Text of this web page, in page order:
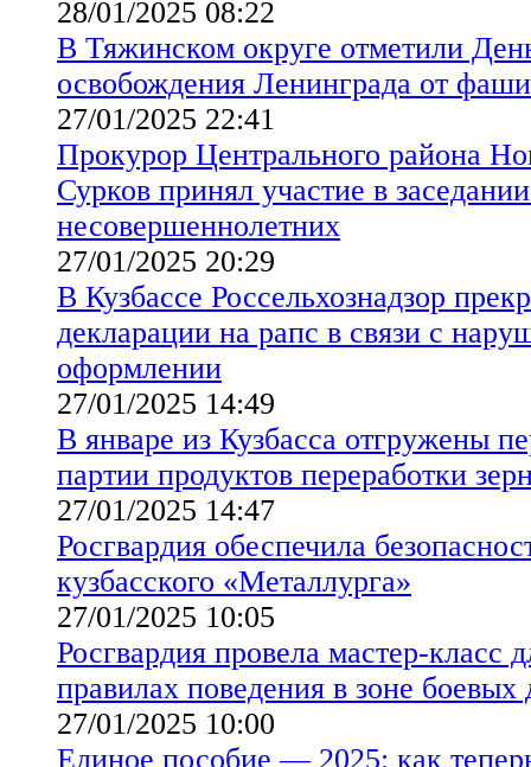
28/01/2025 08:22
В Тяжинском округе отметили
освобождения Ленинграда от
27/01/2025 22:41
Прокурор Центрального района
Сурков принял участие в
несовершеннолетних
27/01/2025 20:29
В Кузбассе Россельхознадзор
декларации на рапс в связи с
оформлении
27/01/2025 14:49
В январе из Кузбасса отгружены
партии продуктов переработки
27/01/2025 14:47
Росгвардия обеспечила
кузбасского «Металлурга»
27/01/2025 10:05
Росгвардия провела мастер-класс
правилах поведения в зоне боевых
27/01/2025 10:00
Единое пособие — 2025: как